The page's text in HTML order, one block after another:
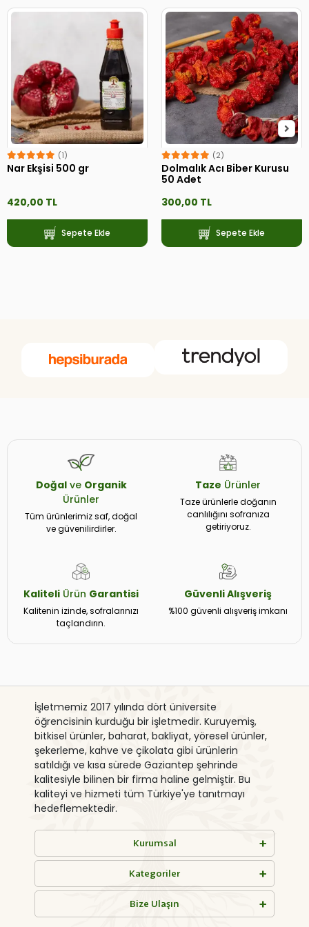
(1)
Nar Ekşisi 500 gr
420,00 TL
Sepete Ekle
(2)
Dolmalık Acı Biber Kurusu
50 Adet
300,00 TL
Sepete Ekle
Doğalve Organik
Ürünler
Tüm ürünlerimiz saf, doğal
ve güvenilirdirler.
Taze Ürünler
Taze ürünlerle doğanın
canlılığını sofranıza
getiriyoruz.
Kaliteli Ürün Garantisi
Kalitenin izinde, sofralarınızı
taçlandırın.
GüvenliAlışveriş
%100 güvenli alışveriş imkanı
İşletmemiz 2017 yılında dört üniversite
öğrencisinin kurduğu bir işletmedir. Kuruyemiş,
bitkisel ürünler, baharat, bakliyat, yöresel ürünler,
şekerleme, kahve ve çikolata gibi ürünlerin
satıldığı ve kısa sürede Gaziantep şehrinde
kalitesiyle bilinen bir firma haline gelmiştir. Bu
kaliteyi ve hizmeti tüm Türkiye'ye tanıtmayı
hedeflemektedir.
Kurumsal
Kategoriler
Bize Ulaşın